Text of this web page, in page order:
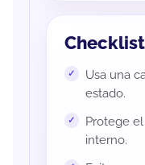
Usa una
estado.
Protege
interno.